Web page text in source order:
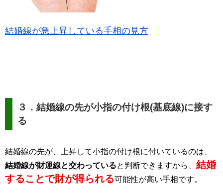
結婚線が急上昇している手相の見方
３．結婚線の先が小指の付け根(基底線)に接す
る
結婚線の先が、上昇して小指の付け根に付いているのは、
結婚線が財運線と交わっていると判断できますから、 結婚
することで財が得られる可能性が高い手相です。